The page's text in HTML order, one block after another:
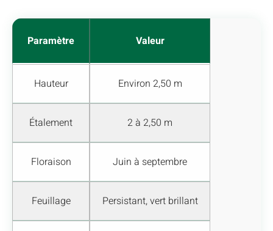
Paramètre Valeur
Hauteur Environ 2,50 m
Étalement 2 à 2,50 m
Floraison Juin à septembre
Feuillage Persistant, vert brillant